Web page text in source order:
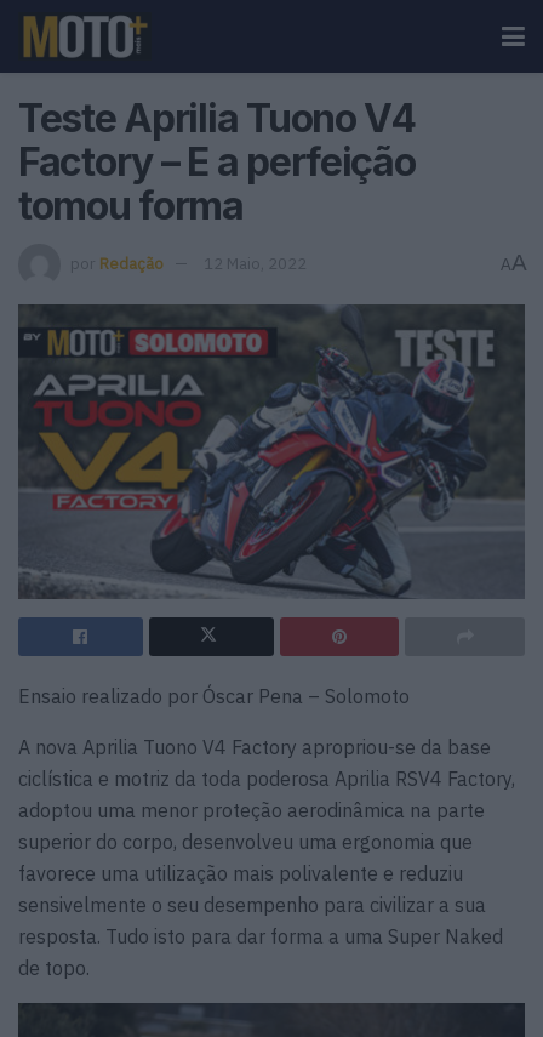
Teste Aprilia Tuono V4
Factory – E a perfeição
tomou forma
por Redação 12 Maio, 2022 AA
Ensaio realizado por Óscar Pena – Solomoto
A nova Aprilia Tuono V4 Factory apropriou-se da base
ciclística e motriz da toda poderosa Aprilia RSV4 Factory,
adoptou uma menor proteção aerodinâmica na parte
superior do corpo, desenvolveu uma ergonomia que
favorece uma utilização mais polivalente e reduziu
sensivelmente o seu desempenho para civilizar a sua
resposta. Tudo isto para dar forma a uma Super Naked
de topo.